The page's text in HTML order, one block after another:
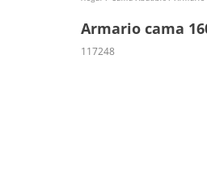
Armario cama
117248